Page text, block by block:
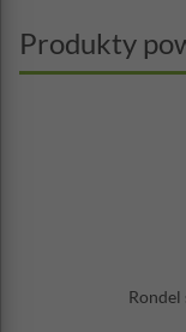
praktyczna
odczytać
Kolekcja stalowych
wszystkich typów
być używana do
ze stali szlachetnej
.
Produkty